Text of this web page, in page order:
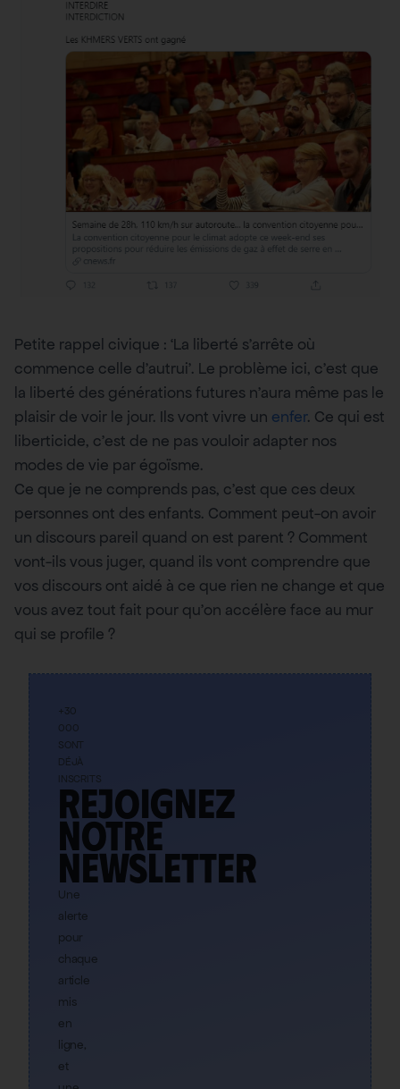
Petite rappel civique : ‘La liberté s’arrête où
commence celle d’autrui’. Le problème ici, c’est que
la liberté des générations futures n’aura même pas le
plaisir de voir le jour. Ils vont vivre un enfer. Ce qui est
liberticide, c’est de ne pas vouloir adapter nos
modes de vie par égoïsme.
Ce que je ne comprends pas, c’est que ces deux
personnes ont des enfants. Comment peut-on avoir
un discours pareil quand on est parent ? Comment
vont-ils vous juger, quand ils vont comprendre que
vos discours ont aidé à ce que rien ne change et que
vous avez tout fait pour qu’on accélère face au mur
qui se profile ?
+30
000
SONT
DÉJÀ
INSCRITS
Rejoignez
notre
newsletter
Une
alerte
pour
chaque
article
mis
en
ligne,
et